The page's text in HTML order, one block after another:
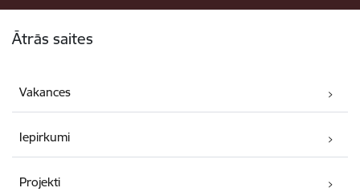
Ātrās saites
Vakances
Iepirkumi
Projekti